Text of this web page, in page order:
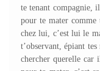
te tenant compagnie,
pour te mater
chez lui, c’est lui le
t’observant, épiant
chercher querelle car